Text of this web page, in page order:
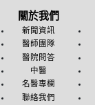
關於我們
新聞資訊
醫師團隊
醫院問答
中醫
名醫專欄
聯絡我們